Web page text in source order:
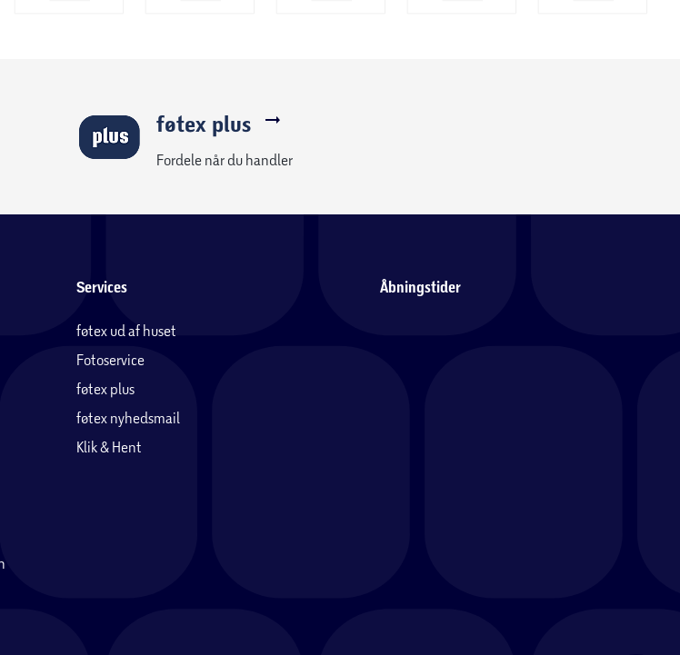
føtex plus
Fordele når du handler
Services
føtex ud af huset
Fotoservice
føtex plus
føtex nyhedsmail
Klik & Hent
Åbningstider